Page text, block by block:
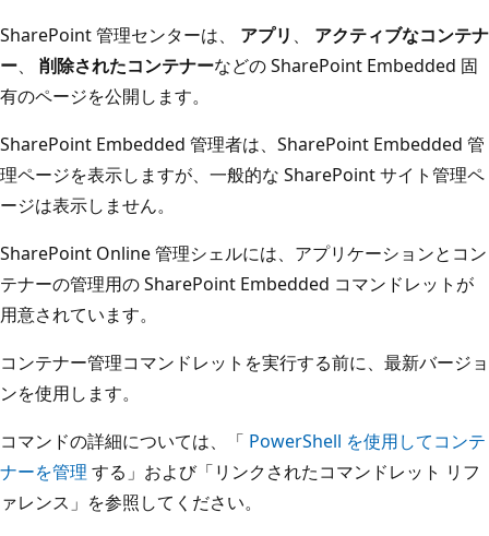
SharePoint 管理センターは、 アプリ 、 アクティブなコンテナ
ー、 削除されたコンテナーなどの SharePoint Embedded 固
有のページを公開します。
SharePoint Embedded 管理者は、SharePoint Embedded 管
理ページを表示しますが、一般的な SharePoint サイト管理ペ
ージは表示しません。
SharePoint Online 管理シェルには、アプリケーションとコン
テナーの管理用の SharePoint Embedded コマンドレットが
用意されています。
コンテナー管理コマンドレットを実行する前に、最新バージョ
ンを使用します。
コマンドの詳細については、「 PowerShell を使用してコンテ
ナーを管理 する」および「リンクされたコマンドレット リフ
ァレンス」を参照してください。